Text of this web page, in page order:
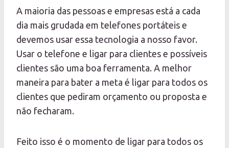
A maioria das pessoas e empresas está a cada
dia mais grudada em telefones portáteis e
devemos usar essa tecnologia a nosso favor.
Usar o telefone e ligar para clientes e possíveis
clientes são uma boa ferramenta. A melhor
maneira para bater a meta é ligar para todos os
clientes que pediram orçamento ou proposta e
não fecharam.
Feito isso é o momento de ligar para todos os